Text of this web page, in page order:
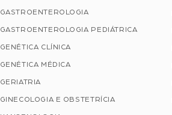
GASTROENTEROLOGIA
GASTROENTEROLOGIA PEDIÁTRICA
GENÉTICA CLÍNICA
GENÉTICA MÉDICA
GERIATRIA
GINECOLOGIA E OBSTETRÍCIA